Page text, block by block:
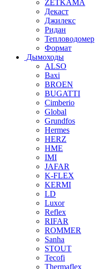
ZETKAMA
Декаст
Джилекс
Ридан
Тепловодомер
Формат
Дымоходы
ALSO
Baxi
BROEN
BUGATTI
Cimberio
Global
Grundfos
Hermes
HERZ
HME
IMI
JAFAR
K-FLEX
KERMI
LD
Luxor
Reflex
RIFAR
ROMMER
Sanha
STOUT
Tecofi
Thermaflex